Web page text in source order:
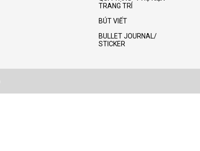
TRANG TRÍ
BÚT VIẾT
BULLET JOURNAL/
STICKER